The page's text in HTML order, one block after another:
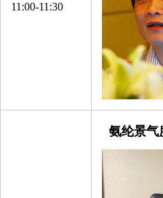
11:00-11:30
氨纶景气
浙江富力化纤有限
浙江和悦供应链管理